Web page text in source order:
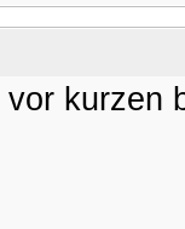
kurzen